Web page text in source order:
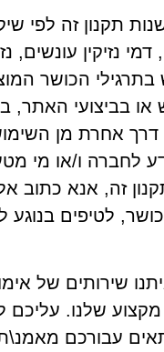
תקנון זה לפי
נזיקין
בתרגילי הכושר
בביצועי
אחרת מן
לחברה ו/או מי
זה, אנא כתוב
לטיפים בנוגע
שירותים של
מקצוע שלנו.
עבורכם מאמנ\ת